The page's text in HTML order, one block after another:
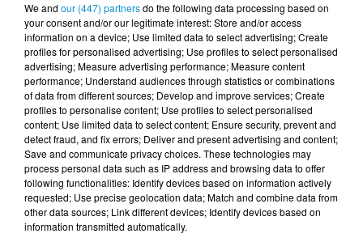
[La Matinale] Beido - Ciel parfait (live)
[La Matinale] Beido, un nouveau projet
en "Quatre saisons" !
[Happy Beur] Cheb Momo - Oxygène
We and our (447) partnersdo the following data processing based on
your consent and/or our legitimate interest: Store and/or access
information on a device; Use limited data to select advertising; Create
profiles for personalised advertising; Use profiles to select personalised
advertising; Measure advertising performance; Measure content
performance; Understand audiences through statistics or combinations
of data from different sources; Develop and improve services; Create
profiles to personalise content; Use profiles to select personalised
content; Use limited data to select content; Ensure security, prevent and
detect fraud, and fix errors; Deliver and present advertising and content;
Save and communicate privacy choices. These technologies may
process personal data such as IP address and browsing data to offer
following functionalities: Identify devices based on information actively
requested; Use precise geolocation data; Match and combine data from
other data sources; Link different devices; Identify devices based on
information transmitted automatically.